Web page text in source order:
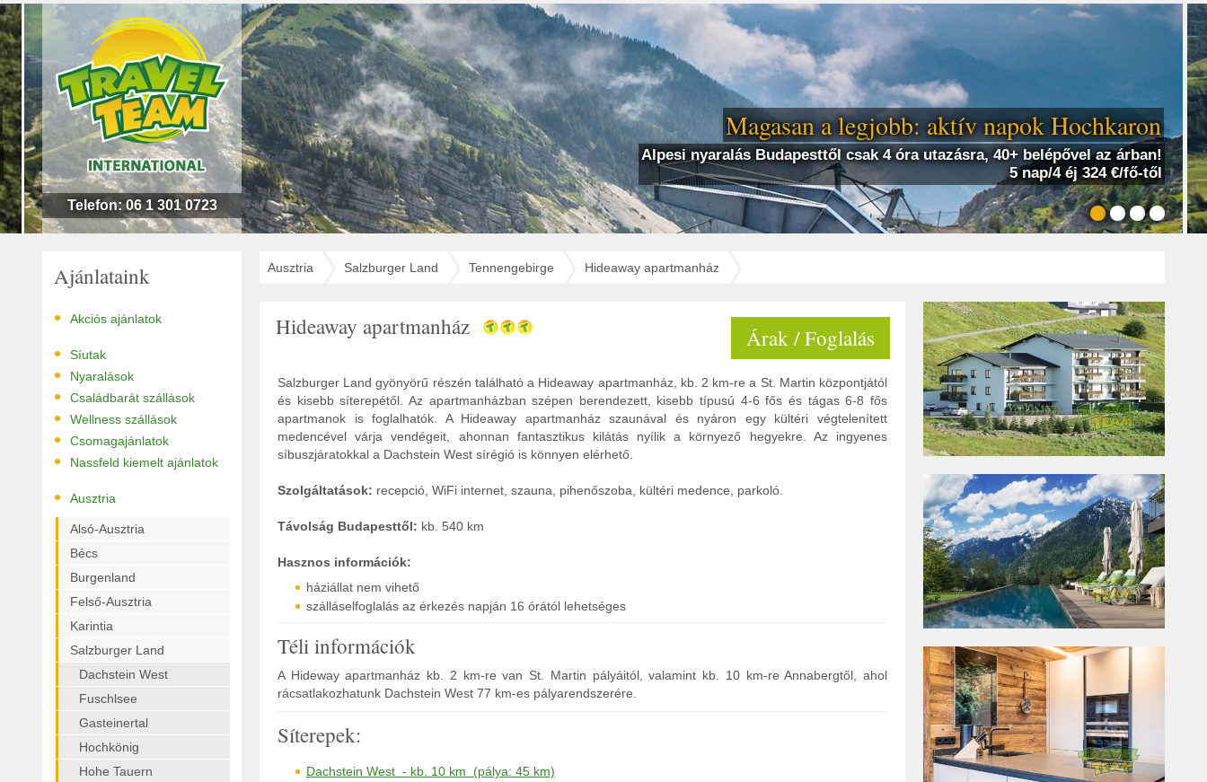
Magasan a legjobb: aktív napok Hochkaron
Alpesi nyaralás Budapesttől csak 4 óra utazásra, 40+ belépővel az árban!
5 nap/4 éj 324 €/fő-től
Telefon: 06 1 301 0723
Ajánlataink
• Akciós ajánlatok
• Síutak
• Nyaralások
• Családbarát szállások
• Wellness szállások
• Csomagajánlatok
• Nassfeld kiemelt ajánlatok
• Ausztria
Alsó-Ausztria
Bécs
Burgenland
Felső-Ausztria
Karintia
Salzburger Land
Dachstein West
Fuschlsee
Gasteinertal
Hochkönig
Hohe Tauern
Ausztria Salzburger Land Tennengebirge Hideaway apartmanház
Hideaway apartmanház Árak / Foglalás
Salzburger Land gyönyörű részén található a Hideaway apartmanház, kb. 2 km-re a St. Martin központjától
és kisebb síterepétől. Az apartmanházban szépen berendezett, kisebb típusú 4-6 fős és tágas 6-8 fős
apartmanok is foglalhatók. A Hideaway apartmanház szaunával és nyáron egy kültéri végtelenített
medencével várja vendégeit, ahonnan fantasztikus kilátás nyílik a környező hegyekre. Az ingyenes
síbuszjáratokkal a Dachstein West sírégió is könnyen elérhető.
Szolgáltatások: recepció, WiFi internet, szauna, pihenőszoba, kültéri medence, parkoló.
Távolság Budapesttől: kb. 540 km
Hasznos információk:
háziállat nem vihető
szálláselfoglalás az érkezés napján 16 órától lehetséges
Téli információk
A Hideway apartmanház kb. 2 km-re van St. Martin pályáitól, valamint kb. 10 km-re Annabergtől, ahol
rácsatlakozhatunk Dachstein West 77 km-es pályarendszerére.
Síterepek:
Dachstein West - kb. 10 km (pálya: 45 km)